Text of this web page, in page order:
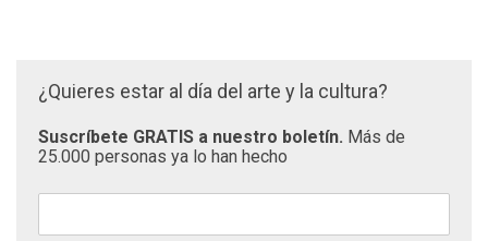
¿Quieres estar al día del arte y la cultura?
Suscríbete GRATIS a nuestro boletín. Más de
25.000 personas ya lo han hecho